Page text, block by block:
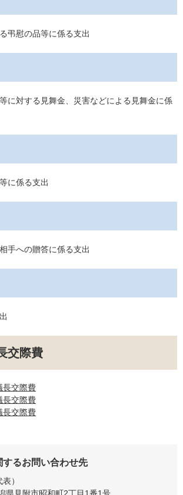
弔慰の品等に係る支出
に対する見舞金、災害などによる見舞金に係
に係る支出
手への贈答に係る支出
交際費
交際費
交際費
交際費
するお問い合わせ先
表
県見附市昭和町2丁目1番1号